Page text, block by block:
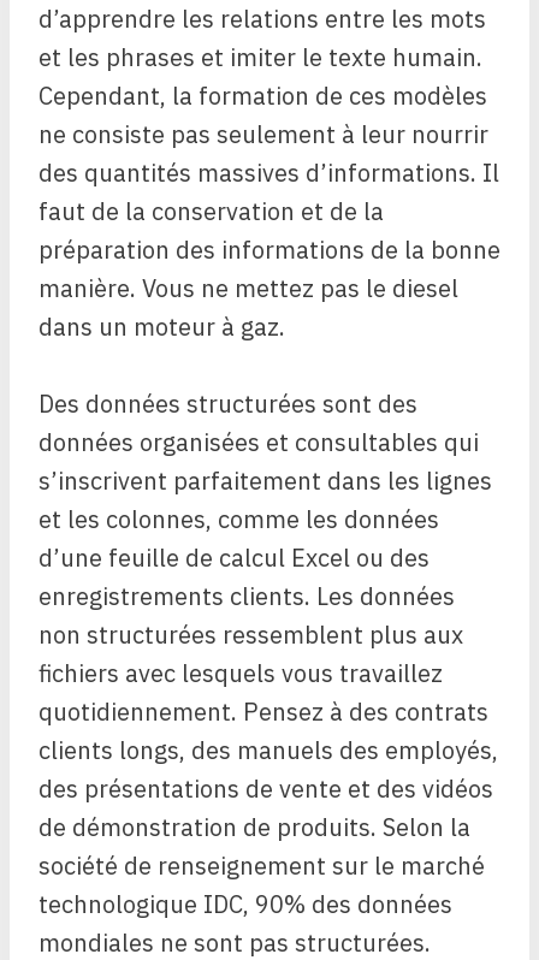
d’apprendre les relations entre les mots
et les phrases et imiter le texte humain.
Cependant, la formation de ces modèles
ne consiste pas seulement à leur nourrir
des quantités massives d’informations. Il
faut de la conservation et de la
préparation des informations de la bonne
manière. Vous ne mettez pas le diesel
dans un moteur à gaz.
Des données structurées sont des
données organisées et consultables qui
s’inscrivent parfaitement dans les lignes
et les colonnes, comme les données
d’une feuille de calcul Excel ou des
enregistrements clients. Les données
non structurées ressemblent plus aux
fichiers avec lesquels vous travaillez
quotidiennement. Pensez à des contrats
clients longs, des manuels des employés,
des présentations de vente et des vidéos
de démonstration de produits. Selon la
société de renseignement sur le marché
technologique IDC, 90% des données
mondiales ne sont pas structurées.